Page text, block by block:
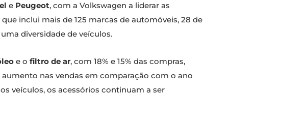
e Peugeot, com a Volkswagen a liderar as
inclui mais de 125 marcas de automóveis, 28 de
diversidade de veículos.
e o filtro de ar, com 18% e 15% das compras,
nas vendas em comparação com o ano
veículos, os acessórios continuam a ser